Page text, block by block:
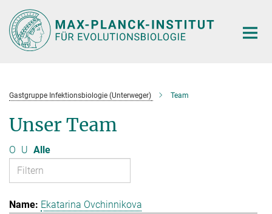
Hauptinhalt
Gastgruppe Infektionsbiologie (Unterweger) Team
Unser Team
O U Alle
Ekatarina Ovchinnikova